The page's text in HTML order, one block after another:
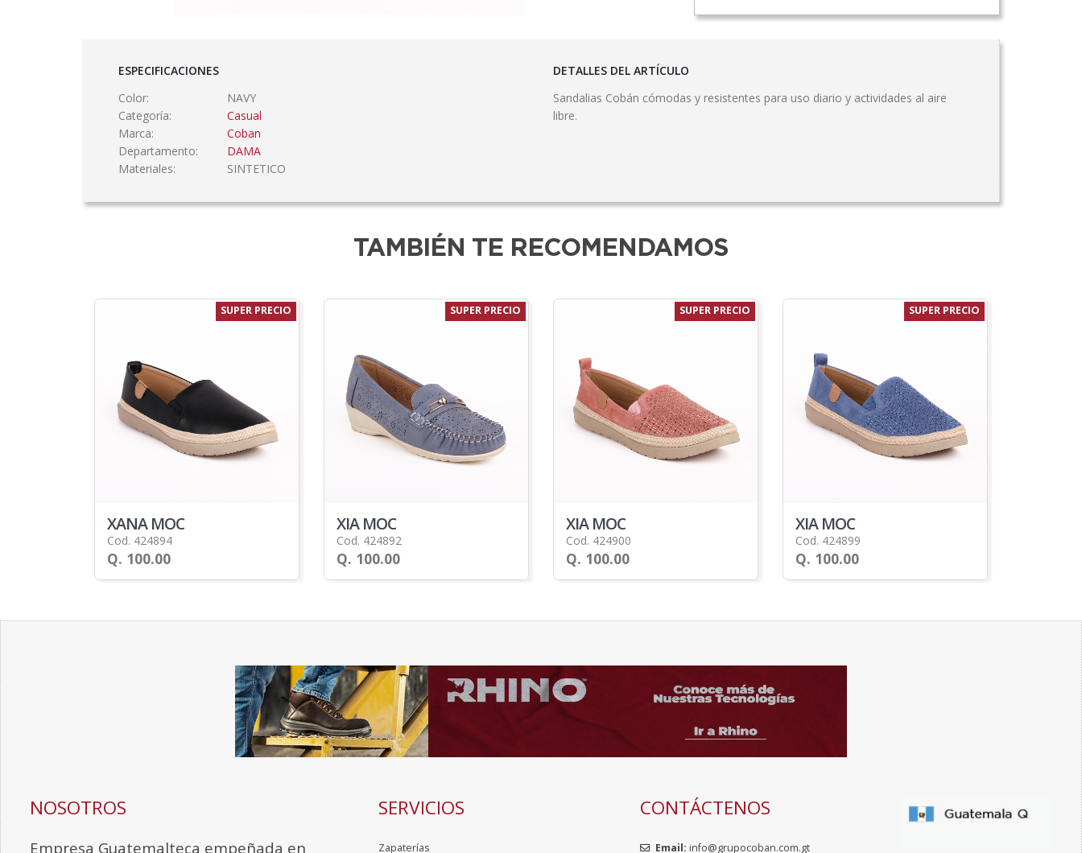
ESPECIFICACIONES
Color:
NAVY
Categoría:
Casual
Marca:
Coban
Departamento:
DAMA
Materiales:
SINTETICO
DETALLES DEL ARTÍCULO
Sandalias Cobán cómodas y resistentes para uso diario y actividades al aire
libre.
TAMBIÉN TE RECOMENDAMOS
SUPER PRECIO
XANA MOC
Cod. 424894
Q. 100.00
SUPER PRECIO
XIA MOC
Cod. 424892
Q. 100.00
SUPER PRECIO
XIA MOC
Cod. 424900
Q. 100.00
SUPER PRECIO
XIA MOC
Cod. 424899
Q. 100.00
NOSOTROS
Empresa Guatemalteca empeñada en
SERVICIOS
Zapaterías
CONTÁCTENOS
Email: info@grupocoban.com.gt